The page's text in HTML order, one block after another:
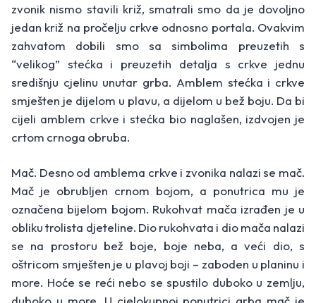
zvonik nismo stavili križ, smatrali smo da je dovoljno
jedan križ na pročelju crkve odnosno portala. Ovakvim
zahvatom dobili smo sa simbolima preuzetih s
“velikog” stećka i preuzetih detalja s crkve jednu
središnju cjelinu unutar grba. Amblem stećka i crkve
smješten je dijelom u plavu, a dijelom u bež boju. Da bi
cijeli amblem crkve i stećka bio naglašen, izdvojen je
crtom crnoga obruba.
Mač. Desno od amblema crkve i zvonika nalazi se mač.
Mač je obrubljen crnom bojom, a ponutrica mu je
označena bijelom bojom. Rukohvat mača izrađen je u
obliku trolista djeteline. Dio rukohvata i dio mača nalazi
se na prostoru bež boje, boje neba, a veći dio, s
oštricom smješten je u plavoj boji – zaboden u planinu i
more. Hoće se reći nebo se spustilo duboko u zemlju,